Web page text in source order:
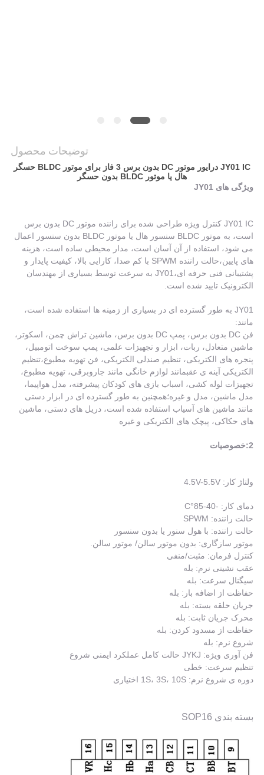
توضیحات محصول
JY01 IC درایور موتور DC بدون برس 3 فاز برای موتور BLDC حسگر
هال یا موتور BLDC بدون حسگر
ویژگی های JY01
JY01 IC کنترل ویژه طراحی شده برای راننده موتور DC بدون برس
است، به موتور BLDC سنسور هال یا موتور BLDC بدون سنسور اعمال
می شود، استفاده از آن آسان است، مدار محیطی ساده است، هزینه
های پایین،حالت راننده SPWM با کم صدا، کارایی بالا، کیفیت پایدار و
پشتیبانی فنی حرفه ای،JY01 به سرعت توسط بسیاری از مهندسان
الکترونیک تایید شده است.
JY01 به طور گسترده ای در بسیاری از زمینه ها استفاده شده است،
مانند:
فن DC بدون برس، پمپ DC بدون برس، ماشین تراش چمن، اسکوتر،
ماشین متعادل، ربات، ابزار و تجهیزات علمی، پمپ سوخت اتومبیل،
پنجره های الکتریکی، تنظیم صندلی الکتریکی، فن تهویه مطبوع،تنظیم
الکتریکی آینه ی عقبمانند لوازم خانگی مانند جاروبرقی، تهویه مطبوع،
تجهیزات لوله کشی، اسباب بازی های کودکان پیشرفته، مدل هواپیما،
مدل ماشین، مدل و غیره؛همچنین به طور گسترده ای در ابزار دستی
مانند ماشین های آسیاب استفاده شده است، دریل های دستی، ماشین
های حکاکی، پیچک های الکتریکی و غیره
2:خصوصیات
ولتاژ کار: 4.5V-5.5V
دمای کار: -40-85
°C
حالت راننده: SPWM
حالت راننده: با هول سنور یا بدون سنسور
موتور سازگاری: بدون موتور سالن/ موتور سالن.
کنترل فرمان: مثبت/منفی
عقب نشینی نرم: بله
سیگنال سرعت: بله
حفاظت از اضافه بار: بله
جریان حلقه بسته: بله
محرک جریان ثابت: بله
حفاظت از مسدود کردن: بله
شروع نرم: بله
فن آوری ویژه: JYKJ حالت کامل عملکرد ایمنی شروع
تنظیم سرعت: خطی
دوره ی شروع نرم: 1S، 3S، 10S اختیاری
بسته بندی SOP16